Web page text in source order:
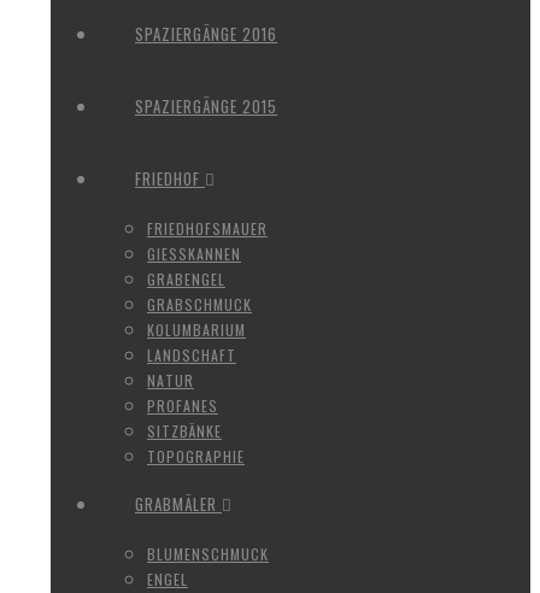
SPAZIERGÄNGE 2016
SPAZIERGÄNGE 2015
FRIEDHOF
FRIEDHOFSMAUER
GIESSKANNEN
GRABENGEL
GRABSCHMUCK
KOLUMBARIUM
LANDSCHAFT
NATUR
PROFANES
SITZBÄNKE
TOPOGRAPHIE
GRABMÄLER
BLUMENSCHMUCK
ENGEL